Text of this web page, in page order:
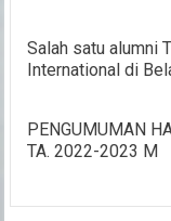
Salah satu alumni
International di
PENGUMUMAN
TA. 2022-2023 M